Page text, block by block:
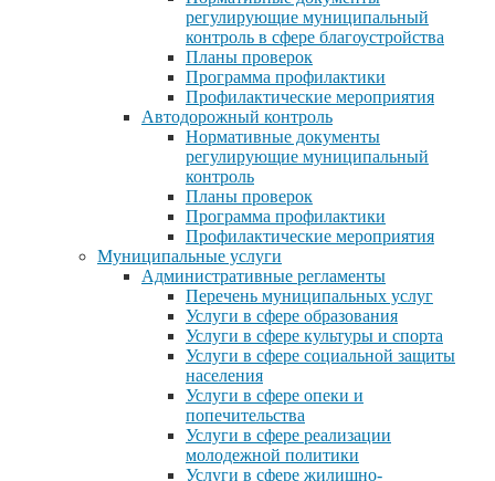
регулирующие муниципальный
контроль в сфере благоустройства
Планы проверок
Программа профилактики
Профилактические мероприятия
Автодорожный контроль
Нормативные документы
регулирующие муниципальный
контроль
Планы проверок
Программа профилактики
Профилактические мероприятия
Муниципальные услуги
Административные регламенты
Перечень муниципальных услуг
Услуги в сфере образования
Услуги в сфере культуры и спорта
Услуги в сфере социальной защиты
населения
Услуги в сфере опеки и
попечительства
Услуги в сфере реализации
молодежной политики
Услуги в сфере жилищно-